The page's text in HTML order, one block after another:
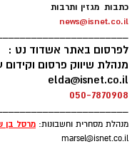
חוף לידו(משפחות) –
חנייה גדולה
לציוד גלישה. בכל
יוצא המדרחוף דגל
כתבות מגזין ותרבות
news@isnet.co.il
לפרסום באתר אשדוד נט :
מנהלת שיווק פרסום וקידום
elda@isnet.co.il
050-7870908
מנהלת מסחרית וחשבונות: מרסל בן
marsel@isnet.co.il